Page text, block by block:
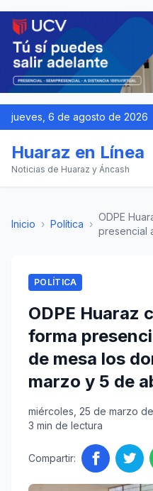
jueves, 6 de agosto de 2026
Huaraz en Línea
Noticias de Huaraz y Áncash
Inicio › Política ›
ODPE
presencial
POLÍTICA
ODPE Huaraz
forma
de mesa los
marzo y 5 de
miércoles, 25 de marzo
3 min de lectura
Compartir: